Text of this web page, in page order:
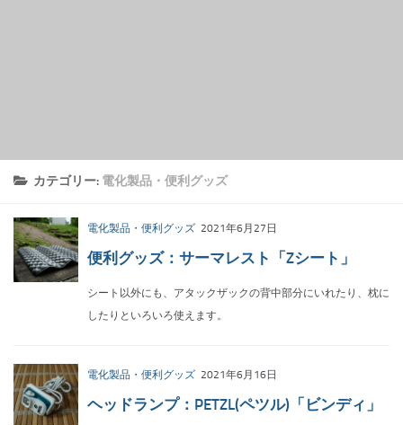
カテゴリー: 電化製品・便利グッズ
電化製品・便利グッズ 2021年6月27日
便利グッズ：サーマレスト「Zシート」
シート以外にも、アタックザックの背中部分にいれたり、枕に
したりといろいろ使えます。
電化製品・便利グッズ 2021年6月16日
ヘッドランプ：PETZL(ペツル)「ビンディ」